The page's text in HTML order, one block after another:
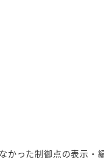
った制御点の表示・